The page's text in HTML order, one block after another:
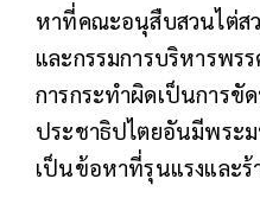
หาที่คณะอนุสืบสวนไต่ส
และกรรมการบริหารพร
การกระทำผิดเป็นการ
ประชาธิปไตยอันมีพระ
เป็นข้อหาที่รุนแรงและร้